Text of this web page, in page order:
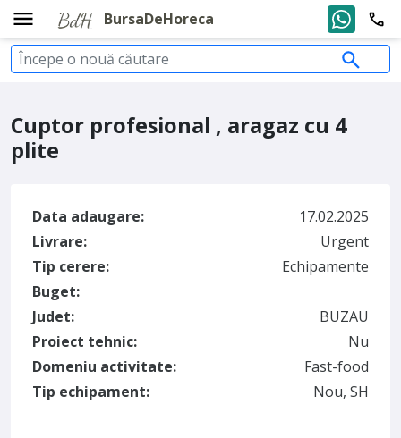
BursaDeHoreca
Cuptor profesional , aragaz cu 4
plite
Data adaugare:
17.02.2025
Livrare:
Urgent
Tip cerere:
Echipamente
Buget:
Judet:
BUZAU
Proiect tehnic:
Nu
Domeniu activitate:
Fast-food
Tip echipament:
Nou, SH